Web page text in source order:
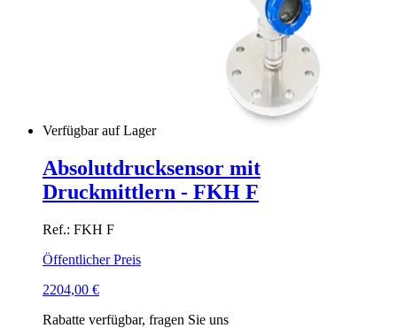
Verfügbar auf Lager
Absolutdrucksensor mit
Druckmittlern - FKH F
Ref.: FKH F
Öffentlicher Preis
2204,00 €
Rabatte verfügbar, fragen Sie uns